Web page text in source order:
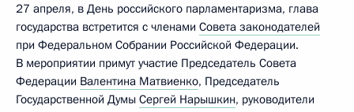
27 апреля, в День российского парламентаризма, глава
государства встретится с членами Совета законодателей
при Федеральном Собрании Российской Федерации.
В мероприятии примут участие Председатель Совета
Федерации Валентина Матвиенко, Председатель
Государственной Думы Сергей Нарышкин, руководители